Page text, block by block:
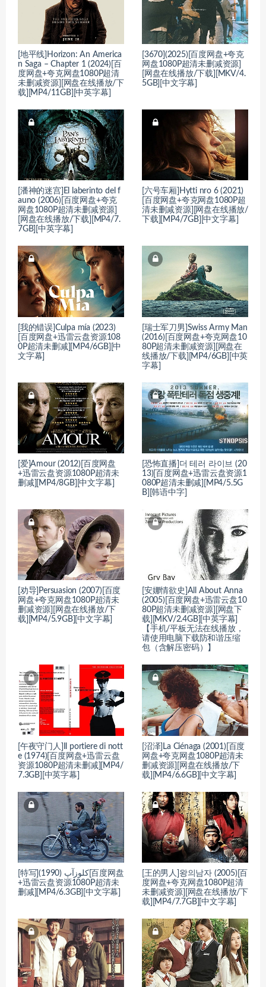
[地平线]Horizon: An America
n Saga – Chapter 1 (2024)[百
度网盘+夸克网盘1080P超清
未删减资源][网盘在线播放/下
载][MP4/11GB][中英字幕]
[3670](2025)[百度网盘+夸克
网盘1080P超清未删减资源]
[网盘在线播放/下载][MKV/4.
5GB][中文字幕]
[潘神的迷宫]El laberinto del f
auno (2006)[百度网盘+夸克
网盘1080P超清未删减资源]
[网盘在线播放/下载][MP4/7.
7GB][中英字幕]
[六号车厢]Hytti nro 6 (2021)
[百度网盘+夸克网盘1080P超
清未删减资源][网盘在线播放/
下载][MP4/7GB][中文字幕]
[我的错误]Culpa mía (2023)
[百度网盘+迅雷云盘资源108
0P超清未删减][MP4/6GB][中
文字幕]
[瑞士军刀男]Swiss Army Man
(2016)[百度网盘+夸克网盘10
80P超清未删减资源][网盘在
线播放/下载][MP4/6GB][中英
字幕]
[爱]Amour (2012)[百度网盘
+迅雷云盘资源1080P超清未
删减][MP4/8GB][中文字幕]
[恐怖直播]더 테러 라이브 (20
13)[百度网盘+迅雷云盘资源1
080P超清未删减][MP4/5.5G
B][韩语中字]
[劝导]Persuasion (2007)[百度
网盘+夸克网盘1080P超清未
删减资源][网盘在线播放/下
载][MP4/5.9GB][中文字幕]
[安娜情欲史]All About Anna
(2005)[百度网盘+迅雷云盘10
80P超清未删减资源][网盘下
载][MKV/2.4GB][中英字幕]
【手机/平板无法在线播放，
请使用电脑下载防和谐压缩
包（含解压密码）】
[午夜守门人]Il portiere di nott
e (1974)[百度网盘+迅雷云盘
资源1080P超清未删减][MP4/
7.3GB][中英字幕]
[沼泽]La Ciénaga (2001)[百度
网盘+夸克网盘1080P超清未
删减资源][网盘在线播放/下
载][MP4/6.6GB][中文字幕]
[特写]کلوزآپ (1990)[百度网盘
+迅雷云盘资源1080P超清未
删减][MP4/6.3GB][中文字幕]
[王的男人]왕의남자 (2005)[百
度网盘+夸克网盘1080P超清
未删减资源][网盘在线播放/下
载][MP4/7.7GB][中文字幕]